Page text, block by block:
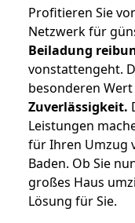
Profitieren Sie
Netzwerk für
Beiladung
vonstattengeht.
besonderen
Zuverlässigkeit.
Leistungen
für Ihren Umzug
Baden. Ob Sie
großes Haus
Lösung für Sie.